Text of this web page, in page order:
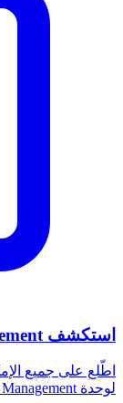
استكشف Timetable Management بالتفصيل
اطّلع على جميع
لوحدة Timetable Management الكاملة.